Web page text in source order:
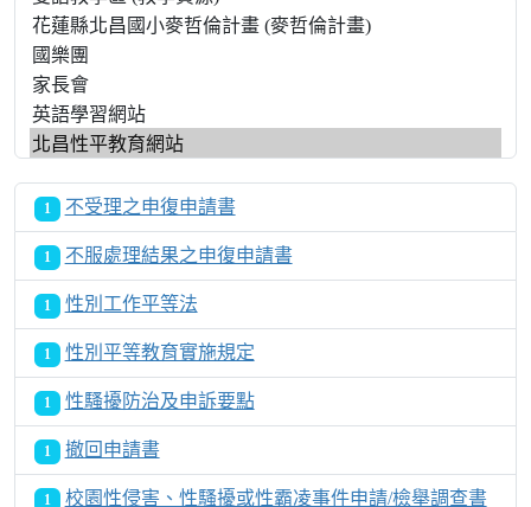
1 不受理之申復申請書
1 不服處理結果之申復申請書
1 性別工作平等法
1 性別平等教育實施規定
1 性騷擾防治及申訴要點
1 撤回申請書
1 校園性侵害、性騷擾或性霸凌事件申請/檢舉調查書